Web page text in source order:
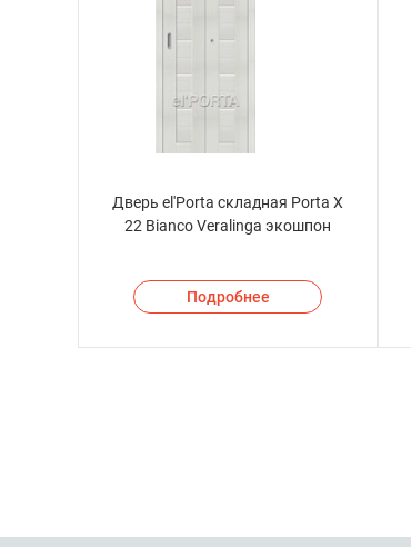
Дверь el'Porta складная Porta X
22 Bianco Veralinga экошпон
Подробнее